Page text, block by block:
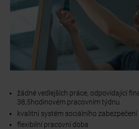
žádné vedlejších práce, odpovídající
38,5hodinovém pracovním týdnu
kvalitní systém sociálního zabezpečení
flexibilní pracovní doba